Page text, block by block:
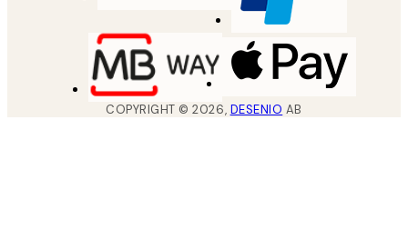
COPYRIGHT ©2026, DESENIO AB